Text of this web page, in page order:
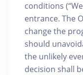
conditions
entrance. The
change the
should
the unlikely
decision shall